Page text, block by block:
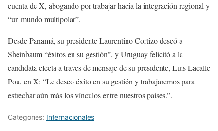
cuenta de X, abogando por trabajar hacia la integración regional y
“un mundo multipolar”.
Desde Panamá, su presidente Laurentino Cortizo deseó a
Sheinbaum “éxitos en su gestión”, y Uruguay felicitó a la
candidata electa a través de mensaje de su presidente, Luis Lacalle
Pou, en X: “Le deseo éxito en su gestión y trabajaremos para
estrechar aún más los vínculos entre nuestros países.”.
Categories: Internacionales